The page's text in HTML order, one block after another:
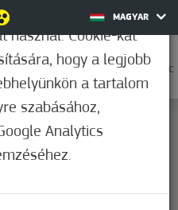
MAGYAR
0
33,9°C
Maps correctly.
OK
használ. Cookie-kat
hogy a legjobb
a tartalom
szabásához,
Analytics